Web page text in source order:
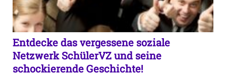
Entdecke das vergessene soziale
Netzwerk SchülerVZ und seine
schockierende Geschichte!